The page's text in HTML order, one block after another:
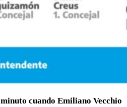
cuando Emiliano Vecchio